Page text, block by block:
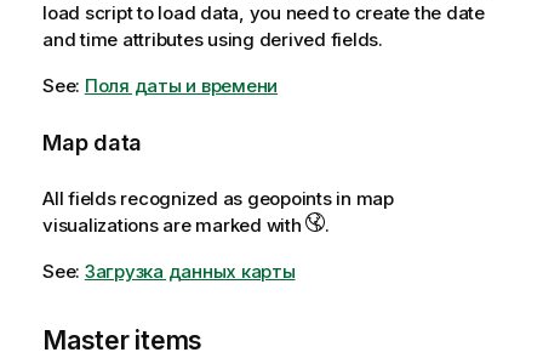
load script to load data, you need to create the date
and time attributes using derived fields.
See: Поля даты и времени
Map data
All fields recognized as geopoints in map
visualizations are marked with
.
See: Загрузка данных карты
Master items